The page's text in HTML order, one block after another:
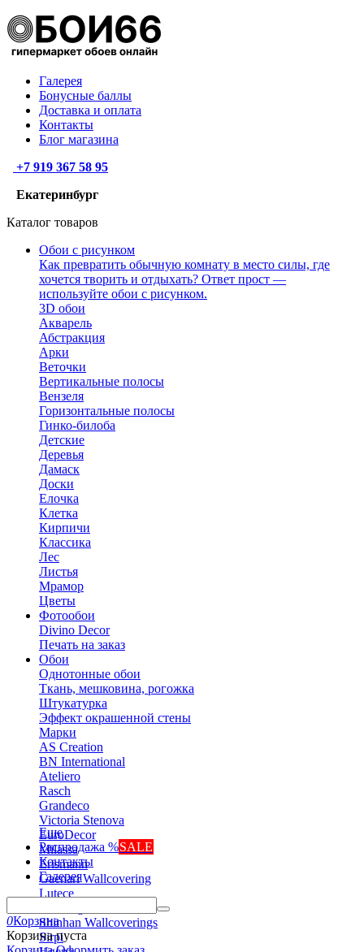
Галерея
Бонусные баллы
Доставка и оплата
Контакты
Блог магазина
+7 919 367 58 95
Екатеринбург
Каталог товаров
Обои с рисунком
Как превратить обычную комнату в место силы, где
хочется творить и отдыхать? Ответ прост —
используйте обои с рисунком.
3D обои
Акварель
Абстракция
Арки
Веточки
Вертикальные полосы
Вензеля
Горизонтальные полосы
Гинко-билоба
Детские
Деревья
Дамаск
Доски
Елочка
Клетка
Кирпичи
Классика
Лес
Листья
Мрамор
Цветы
Фотообои
Divino Decor
Печать на заказ
Обои
Однотонные обои
Ткань, мешковина, рогожка
Штукатурка
Эффект окрашенной стены
Марки
AS Creation
BN International
Ateliero
Rasch
Grandeco
Victoria Stenova
EuroDecor
Milassa
Erismann
Gaenari Wallcovering
Lutece
Shinhan Wallcoverings
Sirpi
Еще
Распродажа %SALE
Контакты
Галерея
0Корзина
Корзина пуста